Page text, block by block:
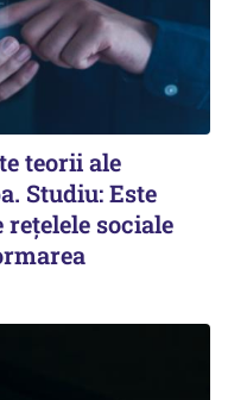
teorii ale
Studiu: Este
sociale